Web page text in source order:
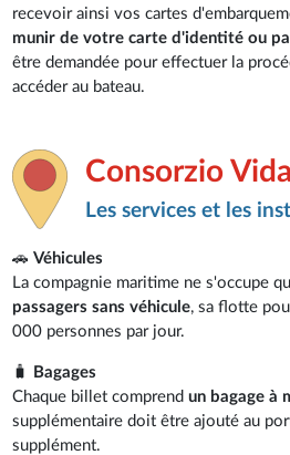
recevoir ainsi vos cartes
munir de votre carte d'identité ou
être demandée pour effectuer la
accéder au bateau.
Consorzio
Les services et les
🚗Véhicules
La compagnie maritime ne s'occupe
passagers sans véhicule, sa flotte
000 personnes par jour.
🧳
Bagages
Chaque billet comprendun bagage à
supplémentaire doit être ajouté au
supplément.